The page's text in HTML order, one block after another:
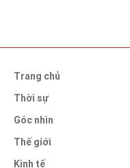
Trang chủ
Thời sự
Góc nhìn
Thế giới
Kinh tế